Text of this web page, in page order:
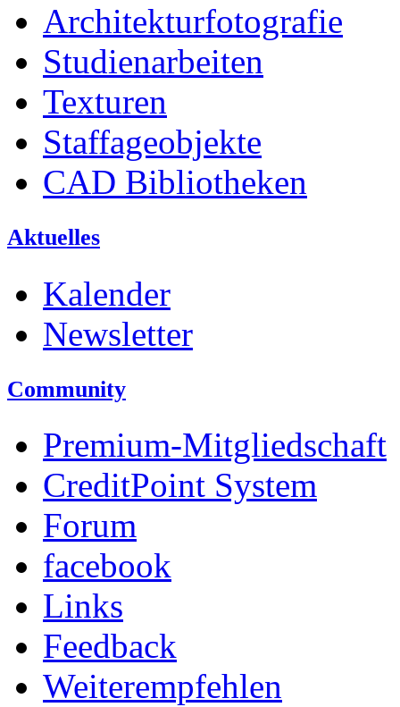
Architekturfotografie
Studienarbeiten
Texturen
Staffageobjekte
CAD Bibliotheken
Aktuelles
Kalender
Newsletter
Community
Premium-Mitgliedschaft
CreditPoint System
Forum
facebook
Links
Feedback
Weiterempfehlen